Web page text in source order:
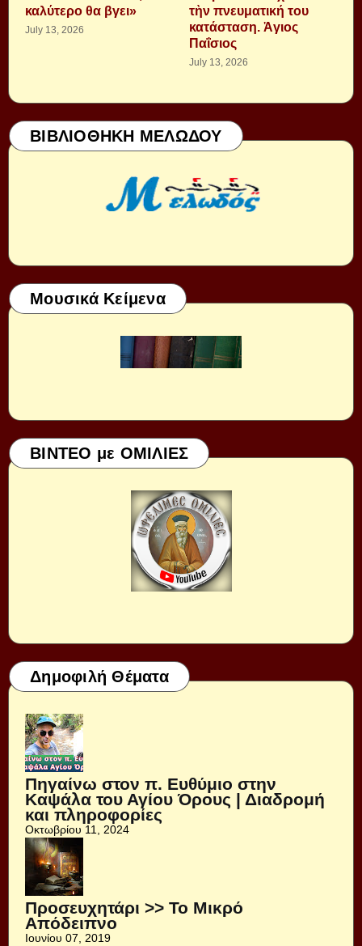
καλύτερο θα βγει»
July 13, 2026
τὴν πνευματική του
κατάσταση. Ἁγιος
Παΐσιος
July 13, 2026
ΒΙΒΛΙΟΘΗΚΗ ΜΕΛΩΔΟΥ
Μουσικά Κείμενα
ΒΙΝΤΕΟ με ΟΜΙΛΙΕΣ
Δημοφιλή Θέματα
Πηγαίνω στον π. Ευθύμιο στην
Καψάλα του Αγίου Όρους | Διαδρομή
και πληροφορίες
Οκτωβρίου 11, 2024
Προσευχητάρι >> Το Μικρό
Απόδειπνο
Ιουνίου 07, 2019